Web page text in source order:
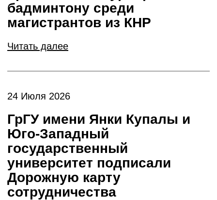
бадминтону среди
магистрантов из КНР
Читать далее
24 Июля 2026
ГрГУ имени Янки Купалы и
Юго-Западный
государственный
университет подписали
Дорожную карту
сотрудничества